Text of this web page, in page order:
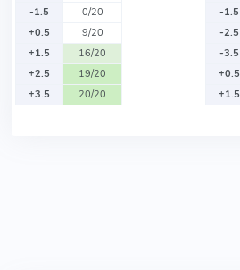
-1.5
0/20
+0.5
9/20
+1.5
16/20
+2.5
19/20
+3.5
20/20
-1.5
-2.5
-3.5
+0.5
+1.5